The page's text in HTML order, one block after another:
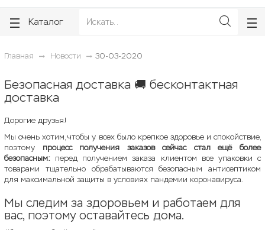
Каталог
Главная Новости 30-03-2020
Безопасная доставка 🚚 бесконтактная
доставка
Дорогие друзья!
Мы очень хотим, чтобы у всех было крепкое здоровье и спокойствие,
поэтому процесс получения заказов сейчас стал ещё более
безопасным: перед получением заказа клиентом все упаковки с
товарами тщательно обрабатываются безопасным антисептиком
для максимальной защиты в условиях пандемии коронавируса.
Мы следим за здоровьем и работаем для
вас, поэтому оставайтесь дома.